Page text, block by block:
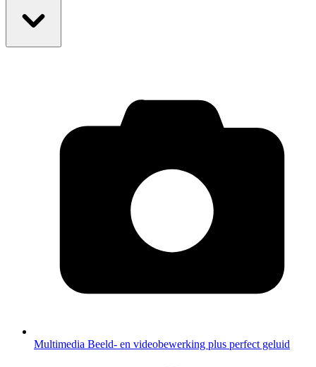
Multimedia Beeld- en videobewerking plus perfect geluid